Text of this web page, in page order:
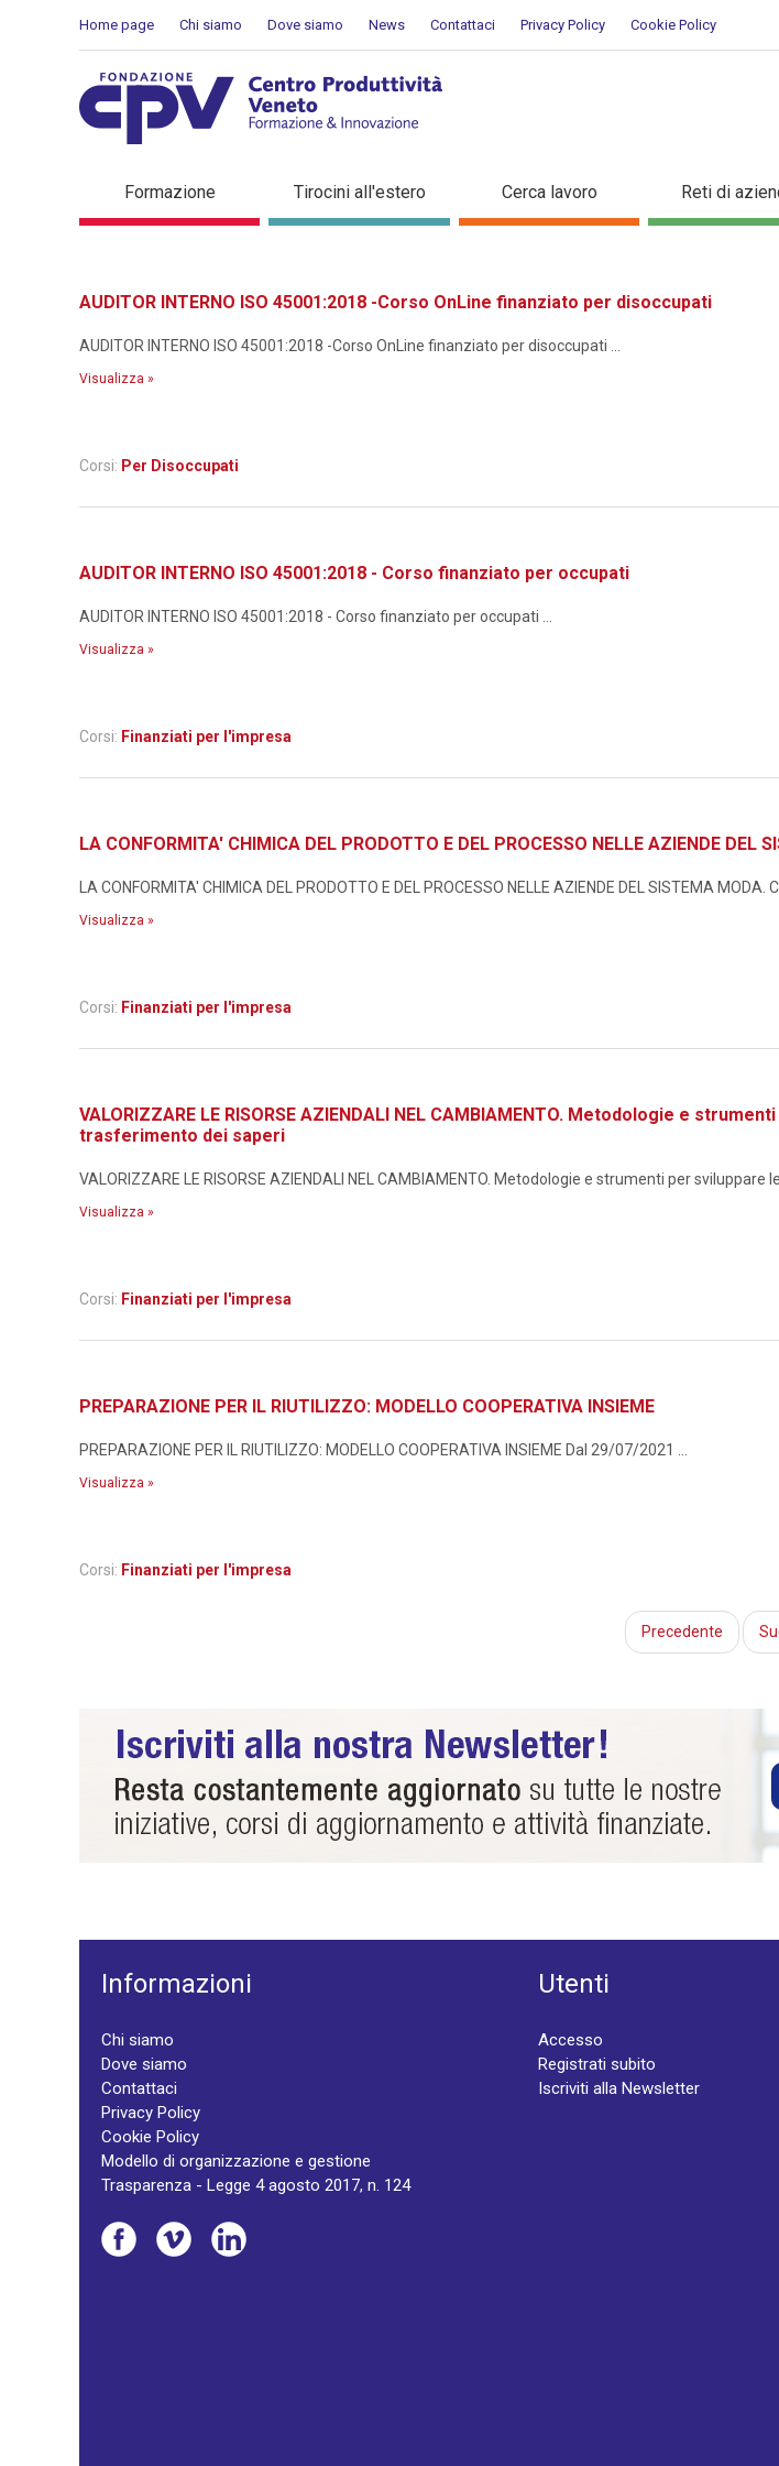
Home page Chi siamo Dove siamo News Contattaci Privacy Policy Cookie Policy
Dettaglio corso di formazione
Formazione Tirocini all'estero Cerca lavoro Reti di
AUDITOR INTERNO ISO 45001:2018 -Corso OnLine finanziato per disoccupati
AUDITOR INTERNO ISO 45001:2018 -Corso OnLine finanziato per disoccupati ...
Visualizza »
Corsi: Per Disoccupati
AUDITOR INTERNO ISO 45001:2018 - Corso finanziato per occupati
AUDITOR INTERNO ISO 45001:2018 - Corso finanziato per occupati ...
Visualizza »
Corsi: Finanziati per l'impresa
LA CONFORMITA' CHIMICA DEL PRODOTTO E DEL PROCESSO NELLE AZIENDE
LA CONFORMITA' CHIMICA DEL PRODOTTO E DEL PROCESSO NELLE AZIENDE DEL SISTEMA
Visualizza »
Corsi: Finanziati per l'impresa
VALORIZZARE LE RISORSE AZIENDALI NEL CAMBIAMENTO. Metodologie e
trasferimento dei saperi
VALORIZZARE LE RISORSE AZIENDALI NEL CAMBIAMENTO. Metodologie e strumenti per sviluppare
Visualizza »
Corsi: Finanziati per l'impresa
PREPARAZIONE PER IL RIUTILIZZO: MODELLO COOPERATIVA INSIEME
PREPARAZIONE PER IL RIUTILIZZO: MODELLO COOPERATIVA INSIEME Dal 29/07/2021 ...
Visualizza »
Corsi: Finanziati per l'impresa
Precedente
Informazioni
Chi siamo
Dove siamo
Contattaci
Privacy Policy
Cookie Policy
Modello di organizzazione e gestione
Trasparenza - Legge 4 agosto 2017, n. 124
Utenti
Accesso
Registrati subito
Iscriviti alla Newsletter